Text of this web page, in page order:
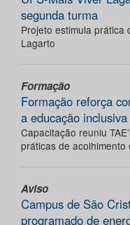
segunda turma
Projeto estimula
Lagarto
Formação
Formação reforça
a educação inclusiva
Capacitação reuniu
práticas de acolhimento
Aviso
Campus de São
programado de